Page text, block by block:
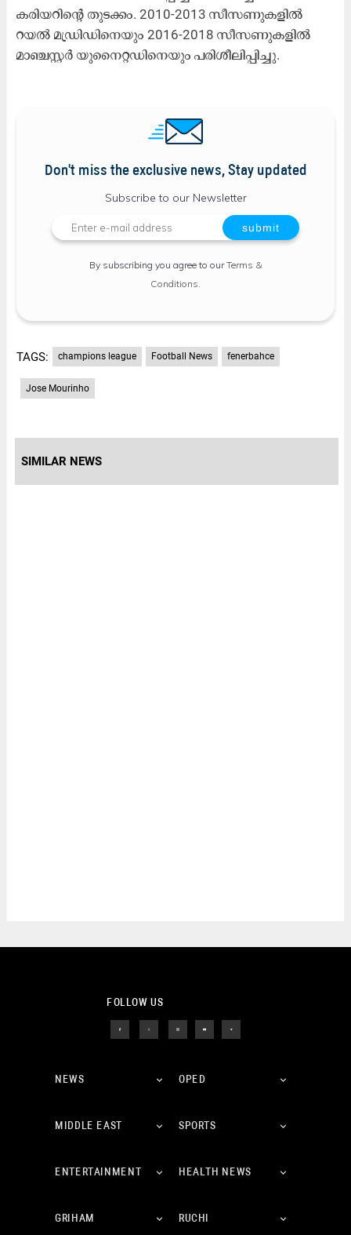
കരിയറിന്റെ തുടക്കം. 2010-2013 സീസണുകളിൽ
റയൽ മഡ്രിഡിനെയും 2016-2018 സീസണുകളിൽ
മാഞ്ചസ്റ്റർ യുനൈറ്റഡിനെയും പരിശീലിപ്പിച്ചു.
Don't miss the exclusive news, Stay updated
Subscribe to our Newsletter
By subscribing you agree to ourTerms &
Conditions
TAGS: champions league Football News fenerbahce
Jose Mourinho
SIMILAR NEWS
FOLLOW US
NEWS OPED
MIDDLE EAST SPORTS
ENTERTAINMENT HEALTH NEWS
GRIHAM RUCHI